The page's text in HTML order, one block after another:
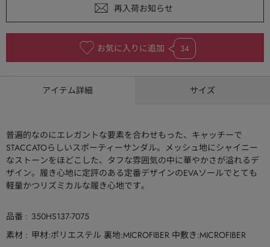
お気に入りに追加 34
アイテム詳細 サイズ
普遍的なのにエレガントな要素を合わせもった、キャッチーで
STACCATOらしいスポーティーサンダル。メッシュ地にシャイニー
なストーンをほどこした、タフな雰囲気の中に華やかさが溢れるデ
ザイン。履き心地に定評のある定番デザインのEVAソールでとても
軽量かつリズミカルな履き心地です。
品番
350HS137-7075
素材
甲材:ポリエステル 裏地:MICROFIBER 中敷き:MICROFIBER